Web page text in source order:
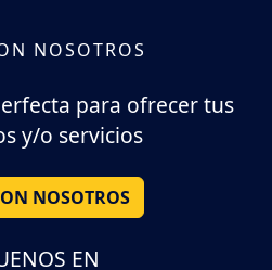
NOSOTROS
para ofrecer tus
y/o servicios
NOSOTROS
EN